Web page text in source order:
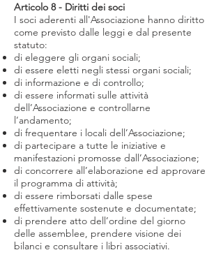
Articolo 8 - Diritti dei soci
I soci aderenti all'Associazione hanno diritto
come previsto dalle leggi e dal presente
statuto:
di eleggere gli organi sociali;
di essere eletti negli stessi organi sociali;
di informazione e di controllo;
di essere informati sulle attività
dell’Associazione e controllarne
l’andamento;
di frequentare i locali dell’Associazione;
di partecipare a tutte le iniziative e
manifestazioni promosse dall’Associazione;
di concorrere all’elaborazione ed approvare
il programma di attività;
di essere rimborsati dalle spese
effettivamente sostenute e documentate;
di prendere atto dell’ordine del giorno
delle assemblee, prendere visione dei
bilanci e consultare i libri associativi.